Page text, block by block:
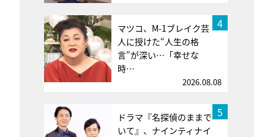
4
マツコ、M-1ブレイク芸
人に授けた“人生の格
言”が深い…「幸せな
時…
2026.08.08
5
ドラマ『名探偵のままで
いて』、ナインティナイ